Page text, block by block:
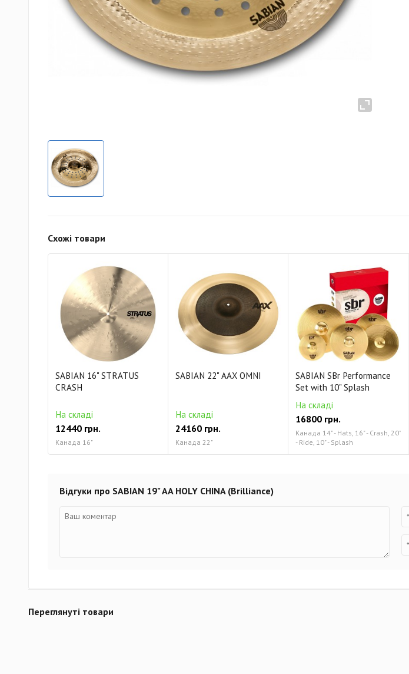
Схожі товари
SABIAN 16" STRATUS
CRASH
На складі
12440 грн.
Канада 16"
SABIAN 22" AAX OMNI
На складі
24160 грн.
Канада 22"
SABIAN SBr Performance
Set with 10" Splash
На складі
16800 грн.
Канада 14" - Hats, 16" - Crash, 20"
- Ride, 10" - Splash
Відгуки про SABIAN 19" AA HOLY CHINA (Brilliance)
Переглянуті товари